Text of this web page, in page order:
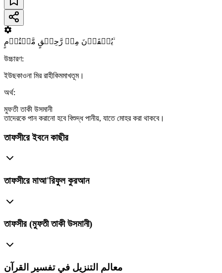
یُسۡقَوۡنَ مِنۡ رَّحِیۡقٍ مَّخۡتُوۡمٍ ۙ
উচ্চারণ:
ইউছকাওনা মির রাহীকিমমাখতূম।
অর্থ:
মুফতী তাকী উসমানী
তাদেরকে পান করানো হবে বিশুদ্ধ পানীয়, যাতে মোহর করা থাকবে।
তাফসীরে ইবনে কাছীর
তাফসীরে মাআ'রিফুল কুরআন
তাফসীর (মুফতী তাকী উসমানী)
معالم التنزيل في تفسير القرآن